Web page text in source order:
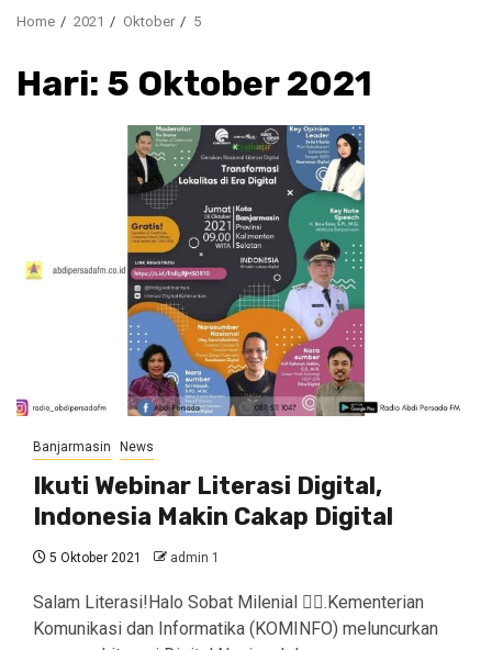
Home 2021 Oktober 5
Hari: 5 Oktober 2021
Banjarmasin News
Ikuti Webinar Literasi Digital,
Indonesia Makin Cakap Digital
5 Oktober 2021 admin 1
Salam Literasi!Halo Sobat Milenial ✋🏻.Kementerian
Komunikasi dan Informatika (KOMINFO) meluncurkan